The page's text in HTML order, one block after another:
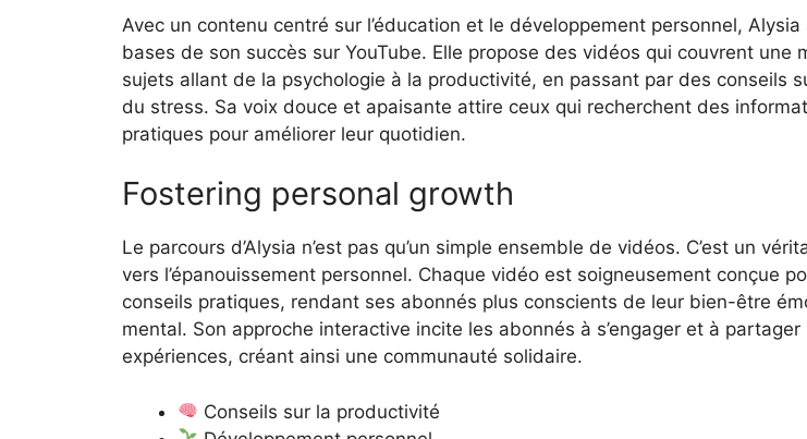
Avec un contenu centré sur l’éducation et le développement personnel, Alysia
bases de son succès sur YouTube. Elle propose des vidéos qui couvrent une
sujets allant de la psychologie à la productivité, en passant par des conseils
du stress. Sa voix douce et apaisante attire ceux qui recherchent des
pratiques pour améliorer leur quotidien.
Fostering personal growth
Le parcours d’Alysia n’est pas qu’un simple ensemble de vidéos. C’est un
vers l’épanouissement personnel. Chaque vidéo est soigneusement conçue
conseils pratiques, rendant ses abonnés plus conscients de leur bien-être
mental. Son approche interactive incite les abonnés à s’engager et à partager
expériences, créant ainsi une communauté solidaire.
Conseils sur la productivité